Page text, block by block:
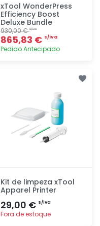
xTool WonderPress
Efficiency Boost
Deluxe Bundle
930,00 €s/iva
865,83 € s/iva
Pedido Antecipado
Kit de limpeza xTool
Apparel Printer
29,00 € s/iva
Fora de estoque